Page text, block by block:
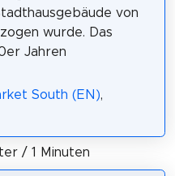
von
wurde. Das
Jahren
South (EN),
/ 1 Minuten